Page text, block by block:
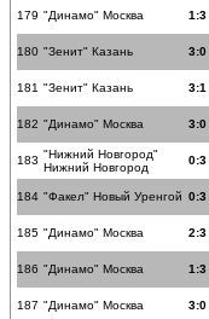
179 "Динамо" Москва 1:3
180 "Зенит" Казань 3:0
181 "Зенит" Казань 3:1
182 "Динамо" Москва 3:0
183 "Нижний Новгород"
Нижний Новгород
0:3
184 "Факел" Новый Уренгой 0:3
185 "Динамо" Москва 2:3
186 "Динамо" Москва 1:3
187 "Динамо" Москва 3:0